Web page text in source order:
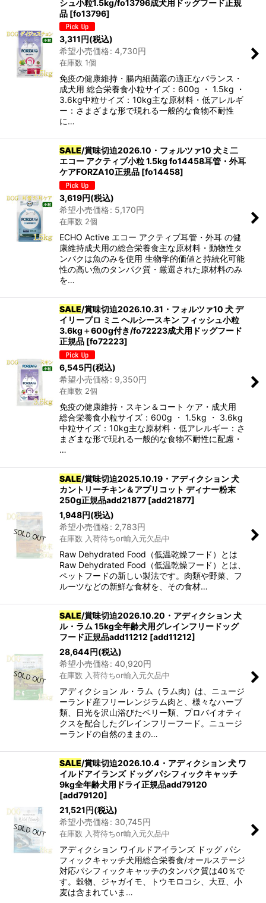
シュ小粒1.5kg/fo13796成犬用ドッグフード正規
品 [fo13796]
3,311円(税込)
希望小売価格: 4,730円
在庫数 1個
免疫の健康維持・腸内細菌叢の適正なバランス・
成犬用 総合栄養食小粒サイズ：600g ・ 1.5kg ・
3.6kg中粒サイズ：10kg主な原材料・低アレルギ
ー：さまざまな形で現れる一般的な食物不耐性
に…
SALE/賞味切迫2026.10・フォルツァ10 犬ミ二
エコー アクティブ小粒 1.5kg fo14458耳管・外耳
ケアFORZA10正規品 [fo14458]
3,619円(税込)
希望小売価格: 5,170円
在庫数 2個
ECHO Active エコー アクティブ耳管・外耳 の健
康維持成犬用の総合栄養食主な原材料・動物性タ
ンパクは魚のみを使用 生物学的価値と持続化可能
性の高い魚のタンパク質・厳選された原材料のみ
を…
SALE/賞味切迫2026.10.31・フォルツァ10 犬 デ
イリープロ ミニ ヘルシースキン フィッシュ小粒
3.6kg＋600g付き/fo72223成犬用ドッグフード
正規品 [fo72223]
6,545円(税込)
希望小売価格: 9,350円
在庫数 2個
免疫の健康維持・スキン＆コート ケア・成犬用
総合栄養食小粒サイズ：600g ・ 1.5kg ・ 3.6kg
中粒サイズ：10kg主な原材料・低アレルギー：さ
まざまな形で現れる一般的な食物不耐性に配慮・
…
SALE/賞味切迫2025.10.19・アディクション 犬
カントリーチキン＆アプリコット ディナー粉末
250g正規品add21877 [add21877]
1,948円(税込)
希望小売価格: 2,783円
在庫数 入荷待ちor輸入元欠品中
Raw Dehydrated Food（低温乾燥フード）とは
Raw Dehydrated Food（低温乾燥フード）とは、
ペットフードの新しい製法です。肉類や野菜、フ
ルーツなどの新鮮な食材を、その食材…
SALE/賞味切迫2026.10.20・アディクション 犬
ル・ラム 15kg全年齢犬用グレインフリードッグ
フード正規品add11212 [add11212]
28,644円(税込)
希望小売価格: 40,920円
在庫数 入荷待ちor輸入元欠品中
アディクション ル・ラム（ラム肉）は、ニュージ
ーランド産フリーレンジラム肉と、様々なハーブ
類、日光を沢山浴びたベリー類、プロバイオティ
クスを配合したグレインフリーフード。ニュージ
ーランドの自然のままの…
SALE/賞味切迫2026.10.4・アディクション 犬 ワ
イルドアイランズ ドッグ パシフィックキャッチ
9kg全年齢犬用ドライ正規品add79120
[add79120]
21,521円(税込)
希望小売価格: 30,745円
在庫数 入荷待ちor輸入元欠品中
アディクション ワイルドアイランズ ドッグ パシ
フィックキャッチ犬用総合栄養食/オールステージ
対応パシフィックキャッチのタンパク質は40％で
す。穀物、ジャガイモ、トウモロコシ、大豆、小
麦は含まれていま…